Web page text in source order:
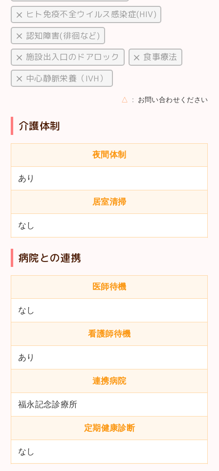
ヒト免疫不全ウイルス感染症(HIV)
認知障害(徘徊など)
施設出入口のドアロック
食事療法
中心静脈栄養（IVH）
△ お問い合わせください
介護体制
夜間体制
あり
居室清掃
なし
病院との連携
医師待機
なし
看護師待機
あり
連携病院
福永記念診療所
定期健康診断
なし